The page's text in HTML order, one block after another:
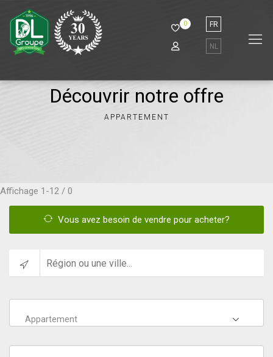
0 FR
NL
Découvrir notre offre
APPARTEMENT
Vous avez besoin de vendre pour acheter?
Appartement
Affichage 1-12 / 0